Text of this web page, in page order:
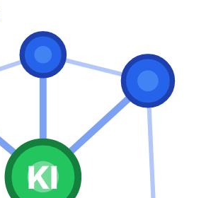
KI